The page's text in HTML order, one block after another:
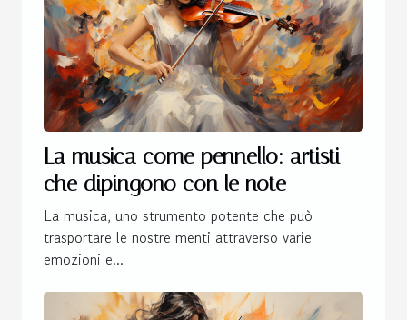
La musica come pennello: artisti
che dipingono con le note
La musica, uno strumento potente che può
trasportare le nostre menti attraverso varie
emozioni e...